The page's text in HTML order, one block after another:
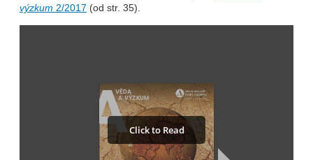
výzkum 2/2017 (od str. 35).